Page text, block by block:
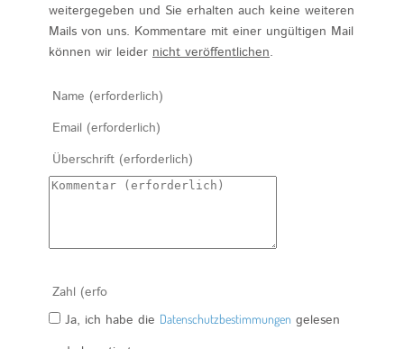
weitergegeben und Sie erhalten auch keine weiteren
Mails von uns. Kommentare mit einer ungültigen Mail
können wir leider nicht veröffentlichen.
Ja, ich habe die Datenschutzbestimmungen gelesen